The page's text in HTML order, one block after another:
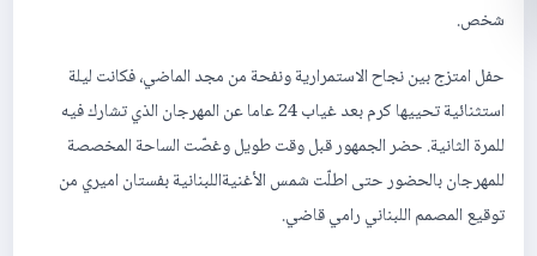
شخص.
حفل امتزج بين نجاح الاستمرارية ونفحة من مجد الماضي، فكانت ليلة
استثنائية تحييها كرم بعد غياب 24 عاما عن المهرجان الذي تشارك فيه
للمرة الثانية. حضر الجمهور قبل وقت طويل وغصّت الساحة المخصصة
للمهرجان بالحضور حتى اطلّت شمس الأغنيةاللبنانية بفستان اميري من
توقيع المصمم اللبناني رامي قاضي.